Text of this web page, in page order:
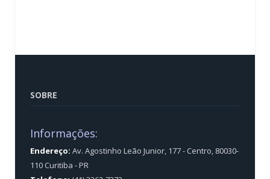
SOBRE
Informações:
Endereço: Av. Agostinho Leão Junior, 177 - Centro, 80030-
110 Curitiba - PR